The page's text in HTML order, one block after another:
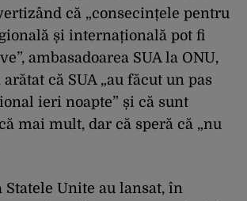
că „consecințele pentru
și internațională pot fi
ambasadoarea SUA la ONU,
că SUA „au făcut un pas
ieri noapte” și că sunt
mai mult, dar că speră că „nu
Unite au lansat, în